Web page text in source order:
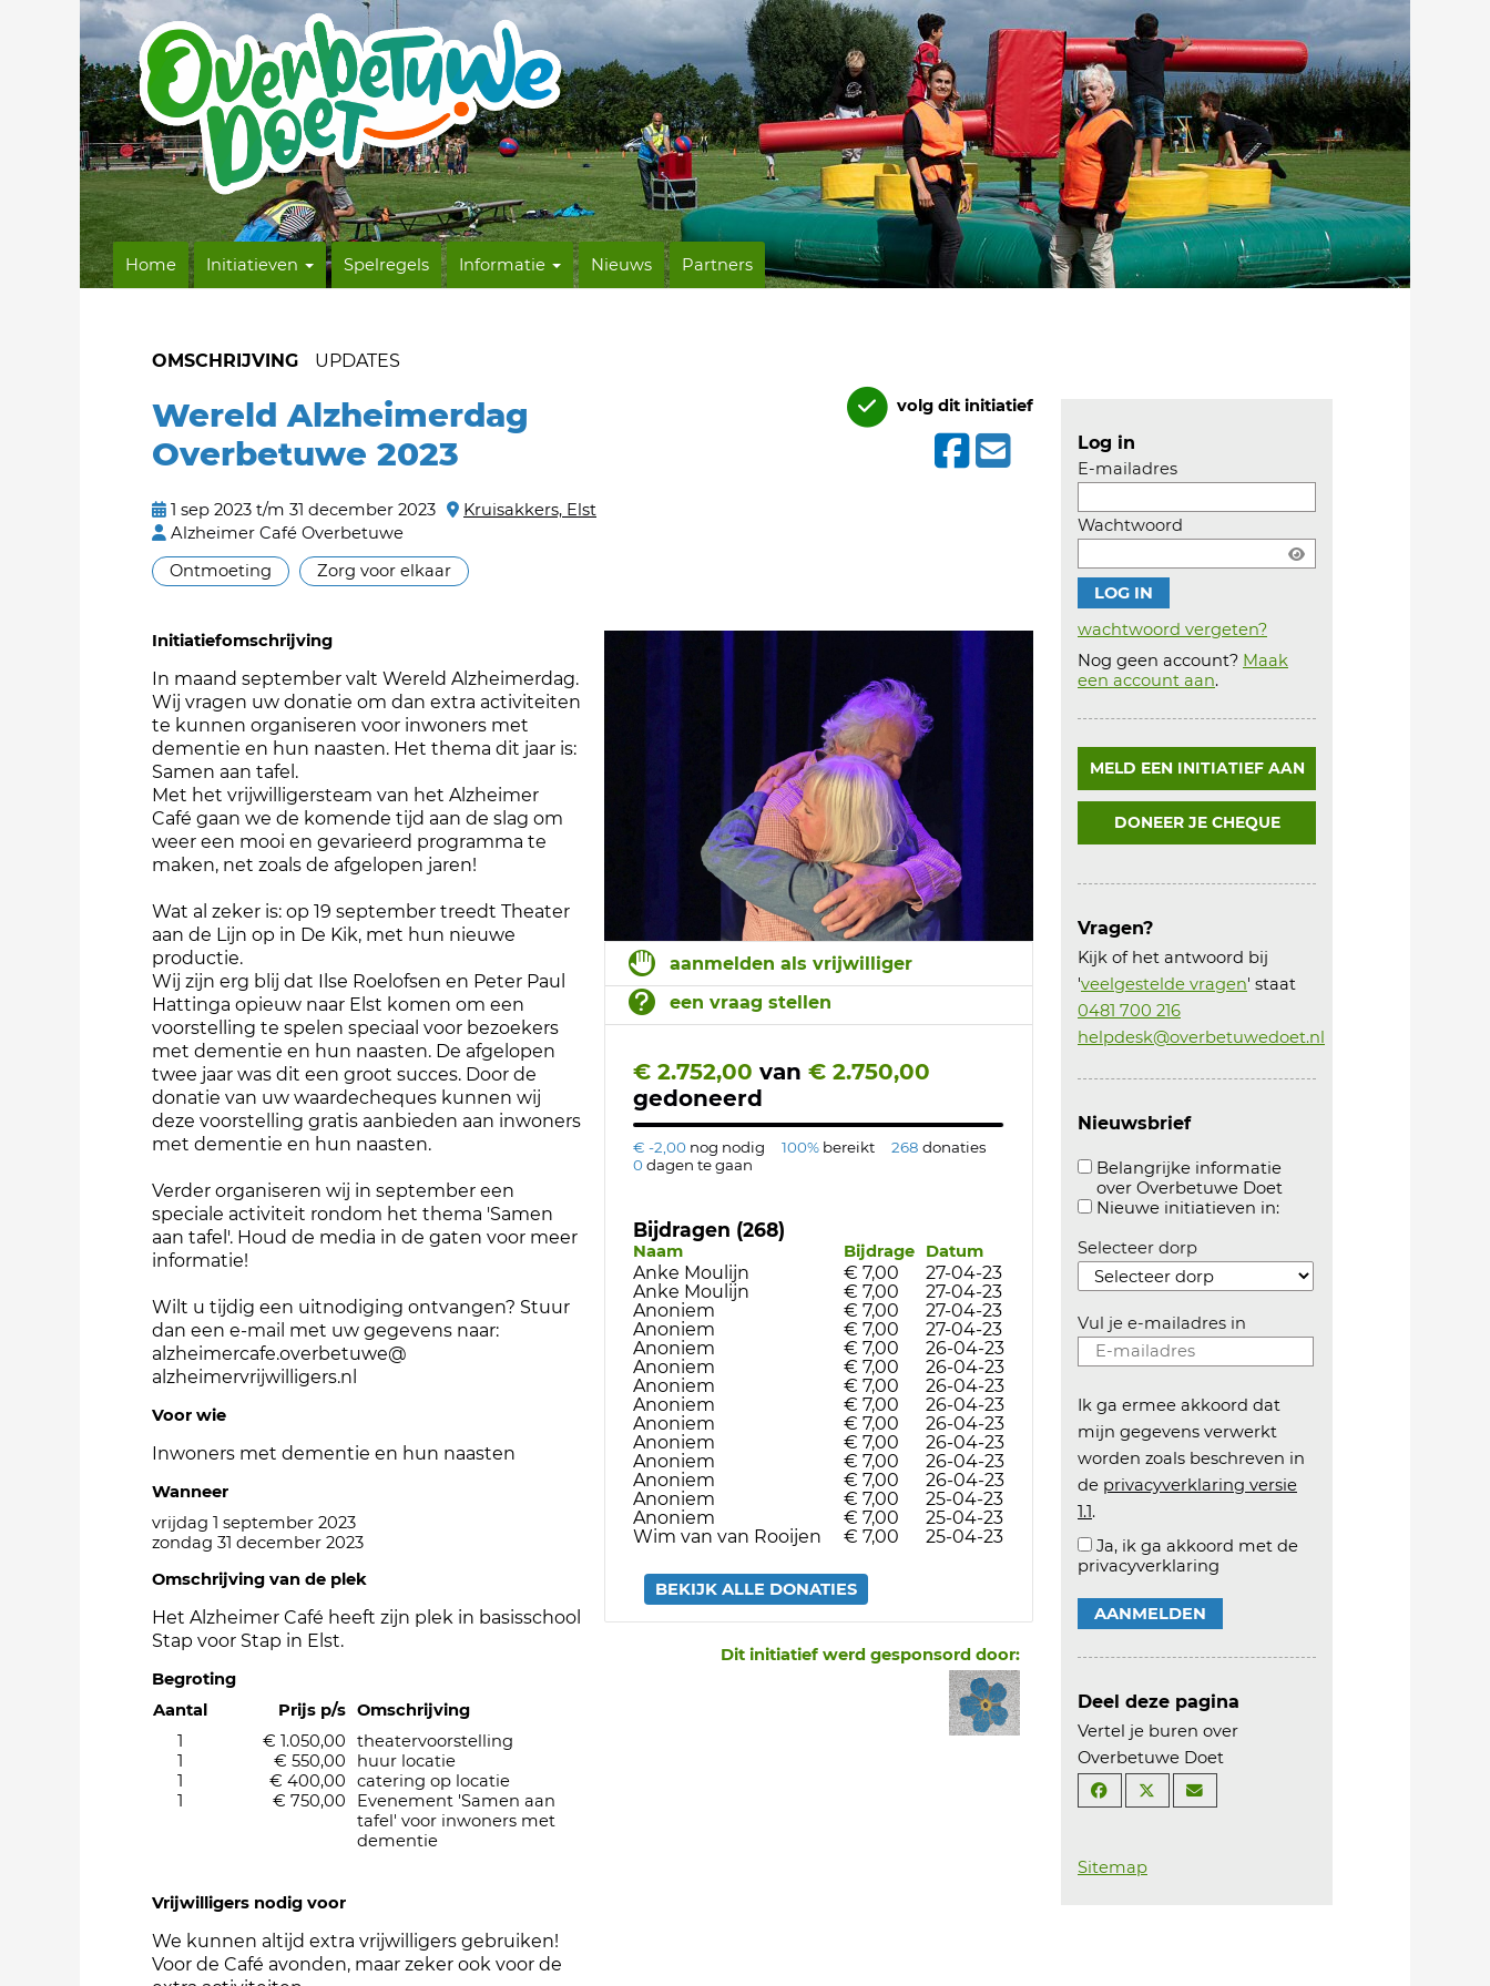
Home Initiatieven Spelregels Informatie Nieuws Partners
OMSCHRIJVING UPDATES
Wereld Alzheimerdag
Overbetuwe 2023
1 sep 2023 t/m 31 december 2023
Kruisakkers, Elst
Alzheimer Café Overbetuwe
Ontmoeting
Zorg voor elkaar
volg dit initiatief
aanmelden als vrijwilliger
een vraag stellen
€ 2.752,00 van € 2.750,00
gedoneerd
€ -2,00 nog nodig 100% bereikt 268 donaties
0dagen te gaan
Bijdragen (268)
Naam Bijdrage Datum
Anke Moulijn € 7,00
27-04-23
Anke Moulijn
€ 7,00
27-04-23
Anoniem
€ 7,00
27-04-23
Anoniem
€ 7,00
27-04-23
Anoniem
€ 7,00
26-04-23
Anoniem
€ 7,00
26-04-23
Anoniem
€ 7,00
26-04-23
Anoniem
€ 7,00
26-04-23
Anoniem
€ 7,00
26-04-23
Anoniem
€ 7,00
26-04-23
Anoniem
€ 7,00
26-04-23
Anoniem
€ 7,00
26-04-23
Anoniem
€ 7,00
25-04-23
Anoniem
€ 7,00
25-04-23
Wim van van Rooijen
€ 7,00 25-04-23
BEKIJK ALLE DONATIES
Dit initiatief werd gesponsord door:
Initiatiefomschrijving
In maand september valt Wereld Alzheimerdag.
Wij vragen uw donatie om dan extra activiteiten
te kunnen organiseren voor inwoners met
dementie en hun naasten. Het thema dit jaar is:
Samen aan tafel.
Met het vrijwilligersteam van het Alzheimer
Café gaan we de komende tijd aan de slag om
weer een mooi en gevarieerd programma te
maken, net zoals de afgelopen jaren!
Wat al zeker is: op 19 september treedt Theater
aan de Lijn op in De Kik, met hun nieuwe
productie.
Wij zijn erg blij dat Ilse Roelofsen en Peter Paul
Hattinga opieuw naar Elst komen om een
voorstelling te spelen speciaal voor bezoekers
met dementie en hun naasten. De afgelopen
twee jaar was dit een groot succes. Door de
donatie van uw waardecheques kunnen wij
deze voorstelling gratis aanbieden aan inwoners
met dementie en hun naasten.
Verder organiseren wij in september een
speciale activiteit rondom het thema 'Samen
aan tafel'. Houd de media in de gaten voor meer
informatie!
Wilt u tijdig een uitnodiging ontvangen? Stuur
dan een e-mail met uw gegevens naar:
alzheimercafe.overbetuwe@
alzheimervrijwilligers.nl
Voor wie
Inwoners met dementie en hun naasten
Wanneer
vrijdag 1 september 2023
zondag 31 december 2023
Omschrijving van de plek
Het Alzheimer Café heeft zijn plek in basisschool
Stap voor Stap in Elst.
Begroting
Aantal
Prijs p/s Omschrijving
1
€ 1.050,00
theatervoorstelling
1
€ 550,00
huur locatie
1
€ 400,00
catering op locatie
1
€ 750,00
Evenement 'Samen aan
tafel' voor inwoners met
dementie
Vrijwilligers nodig voor
We kunnen altijd extra vrijwilligers gebruiken!
Voor de Café avonden, maar zeker ook voor de
Log in
E-mailadres
Wachtwoord
wachtwoord vergeten?
Nog geen account? Maak
een account aan.Account
MELD EEN INITIATIEF AAN
DONEER JE CHEQUE
Vragen?
Kijk of het antwoord bij
'veelgestelde vragen' staat
0481 700 216
helpdesk@overbetuwedoet.nl
Nieuwsbrief
Belangrijke informatie
over Overbetuwe Doet
Aanvinken om belangrijke informatie over
Nieuwe initiatieven in:Aanvinken om
Selecteer dorp
Vul je e-mailadres in
Ik ga ermee akkoord dat
mijn gegevens verwerkt
worden zoals beschreven in
de privacyverklaring versie
1.1.
Ja, ik ga akkoord met de
privacyverklaring
AANMELDEN
Deel deze pagina
Vertel je buren over
Overbetuwe Doet
Sitemap